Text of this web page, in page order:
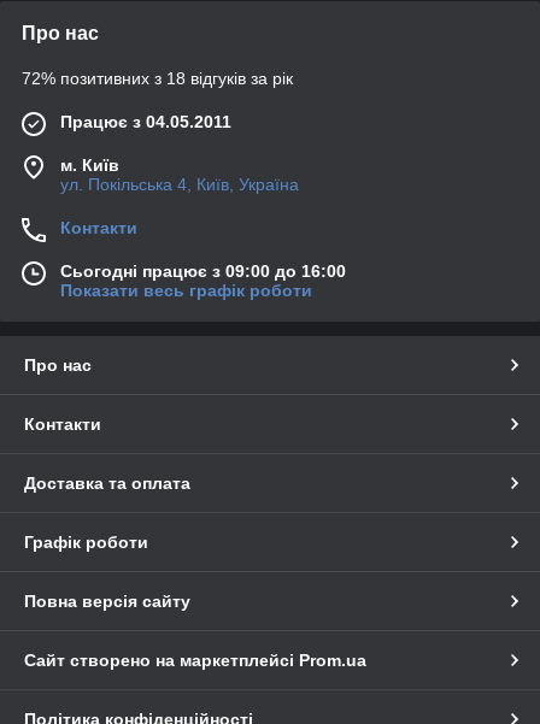
Про нас
72% позитивних з 18 відгуків за рік
Працює з 04.05.2011
м. Київ
ул. Покільська 4, Київ, Україна
Контакти
Сьогодні працює з 09:00 до 16:00
Показати весь графік роботи
Про нас
Контакти
Доставка та оплата
Графік роботи
Повна версія сайту
Сайт створено на маркетплейсі Prom.ua
Політика конфіденційності